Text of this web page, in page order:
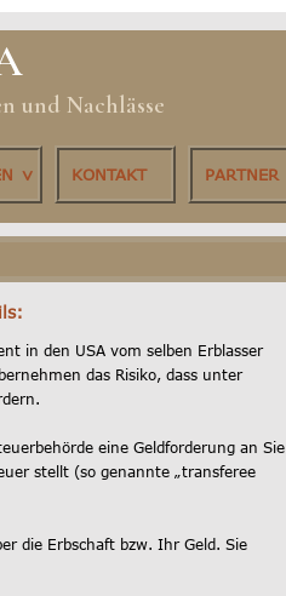
und Nachlässe
KONTAKT PARTNER
in den USA vom selben Erblasser
das Risiko, dass unter
eine Geldforderung an Sie
stellt (so genannte „transferee
die Erbschaft bzw. Ihr Geld. Sie